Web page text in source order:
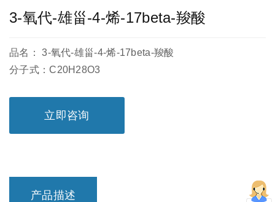
3-氧代-雄甾-4-烯-17beta-羧酸
品名： 3-氧代-雄甾-4-烯-17beta-羧酸
分子式：C20H28O3
立即咨询
产品描述